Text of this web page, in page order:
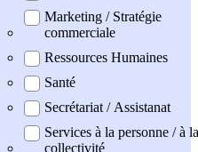
Marketing / Stratégie
commerciale
Ressources Humaines
Santé
Secrétariat / Assistanat
Services à la personne / à la
collectivité